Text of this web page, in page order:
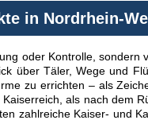
in Nordrhein-
oder Kontrolle, sondern
über Täler, Wege und
zu errichten – als
als nach dem
zahlreiche Kaiser- und